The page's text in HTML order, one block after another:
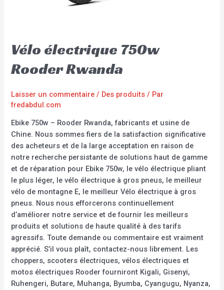
Vélo électrique 750w
Rooder Rwanda
Laisser un commentaire / Des produits / Par
fredabdul.com
Ebike 750w – Rooder Rwanda, fabricants et usine de
Chine. Nous sommes fiers de la satisfaction significative
des acheteurs et de la large acceptation en raison de
notre recherche persistante de solutions haut de gamme
et de réparation pour Ebike 750w, le vélo électrique pliant
le plus léger, le vélo électrique à gros pneus, le meilleur
vélo de montagne E, le meilleur Vélo électrique à gros
pneus. Nous nous efforcerons continuellement
d’améliorer notre service et de fournir les meilleurs
produits et solutions de haute qualité à des tarifs
agressifs. Toute demande ou commentaire est vraiment
apprécié. S’il vous plaît, contactez-nous librement. Les
choppers, scooters électriques, vélos électriques et
motos électriques Rooder fourniront Kigali, Gisenyi,
Ruhengeri, Butare, Muhanga, Byumba, Cyangugu, Nyanza,